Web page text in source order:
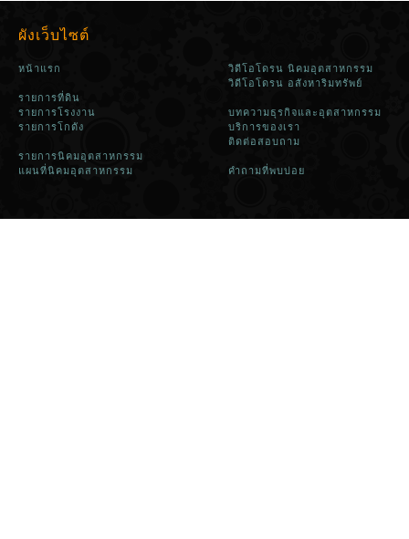
ผังเว็บไซต์
หน้าแรก
รายการที่ดิน
รายการโรงงาน
รายการโกดัง
รายการนิคมอุตสาหกรรม
แผนที่นิคมอุตสาหกรรม
วิดีโอโดรน นิคมอุตสาหกรรม
วิดีโอโดรน อสังหาริมทรัพย์
บทความธุรกิจและอุตสาหกรรม
บริการของเรา
ติดต่อสอบถาม
คำถามที่พบบ่อย